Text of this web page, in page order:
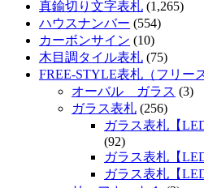
真鍮切り文字表札 (1,265)
ハウスナンバー (554)
カーボンサイン (10)
木目調タイル表札 (75)
FREE-STYLE表札（フリー
オーバル ガラス (3)
ガラス表札 (256)
ガラス表札【
(92)
ガラス表札【
ガラス表札【